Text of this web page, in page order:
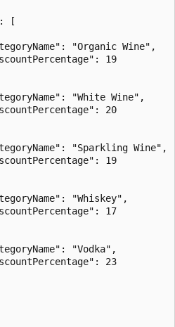
[
"Organic Wine",
19
"White Wine",
20
"Sparkling Wine",
19
"Whiskey",
17
"Vodka",
23